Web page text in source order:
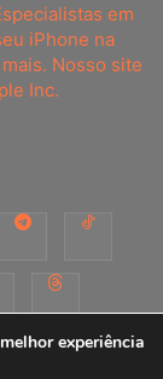
em
iPhone na
Nosso site
Inc.
experiência